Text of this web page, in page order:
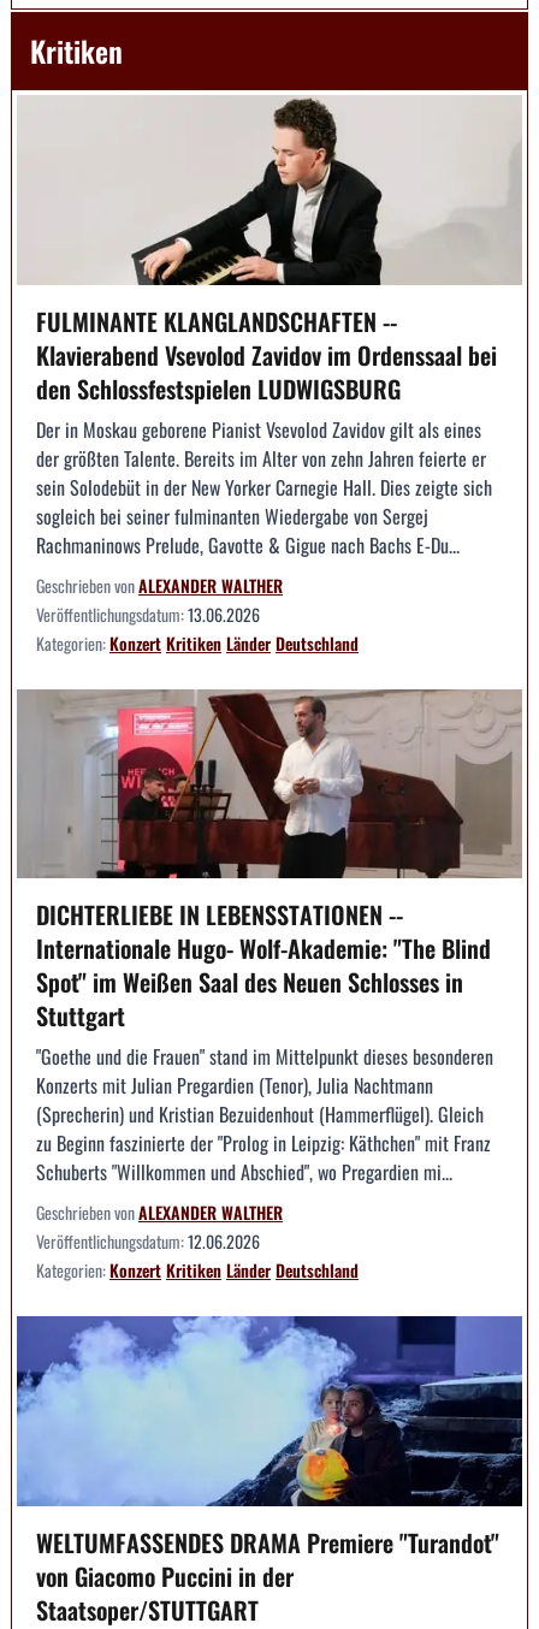
Kritiken
FULMINANTE KLANGLANDSCHAFTEN --
Klavierabend Vsevolod Zavidov im Ordenssaal bei
den Schlossfestspielen LUDWIGSBURG
Der in Moskau geborene Pianist Vsevolod Zavidov gilt als eines
der größten Talente. Bereits im Alter von zehn Jahren feierte er
sein Solodebüt in der New Yorker Carnegie Hall. Dies zeigte sich
sogleich bei seiner fulminanten Wiedergabe von Sergej
Rachmaninows Prelude, Gavotte & Gigue nach Bachs E-Du...
Geschrieben vonALEXANDER WALTHER
Veröffentlichungsdatum:13.06.2026
Kategorien:KonzertKritikenLänderDeutschland
DICHTERLIEBE IN LEBENSSTATIONEN --
Internationale Hugo- Wolf-Akademie: "The Blind
Spot" im Weißen Saal des Neuen Schlosses in
Stuttgart
"Goethe und die Frauen" stand im Mittelpunkt dieses besonderen
Konzerts mit Julian Pregardien (Tenor), Julia Nachtmann
(Sprecherin) und Kristian Bezuidenhout (Hammerflügel). Gleich
zu Beginn faszinierte der "Prolog in Leipzig: Käthchen" mit Franz
Schuberts "Willkommen und Abschied", wo Pregardien mi...
Geschrieben vonALEXANDER WALTHER
Veröffentlichungsdatum:12.06.2026
Kategorien:KonzertKritikenLänderDeutschland
WELTUMFASSENDES DRAMA Premiere "Turandot"
von Giacomo Puccini in der
Staatsoper/STUTTGART